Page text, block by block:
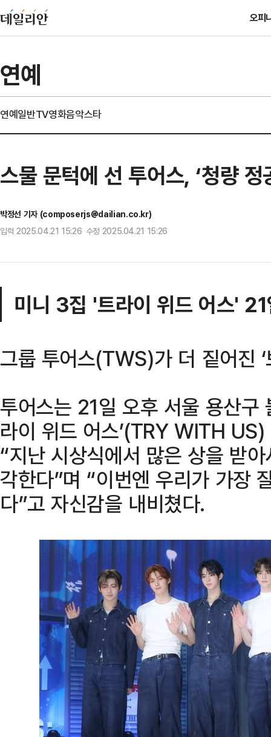
오피
연예
연예일반TV영화음악스타
스물 문턱에 선 투어스, ‘청량
박정선 기자 (composerjs@dailian.co.kr)
입력 2025.04.21 15:26 수정 2025.04.21 15:26
미니 3집 '트라이 위드 어스'
그룹 투어스(TWS)가 더 짙어진
투어스는 21일 오후 서울 용산구
라이 위드 어스’(TRY WITH
“지난 시상식에서 많은 상을 받
각한다”며 “이번엔 우리가 가장
다”고 자신감을 내비쳤다.